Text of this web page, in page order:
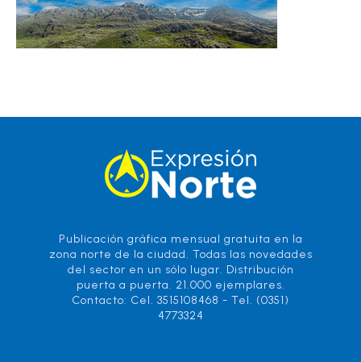
Publicación gráfica mensual gratuita en la
zona norte de la ciudad. Todas las novedades
del sector en un sólo lugar. Distribución
puerta a puerta. 21.000 ejemplares.
Contacto: Cel. 3515108468 - Tel. (0351)
4773324